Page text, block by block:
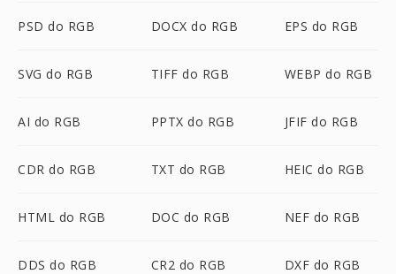
PSD do RGB DOCX do RGB EPS do RGB
SVG do RGB TIFF do RGB WEBP do RGB
AI do RGB PPTX do RGB JFIF do RGB
CDR do RGB TXT do RGB HEIC do RGB
HTML do RGB DOC do RGB NEF do RGB
DDS do RGB CR2 do RGB DXF do RGB